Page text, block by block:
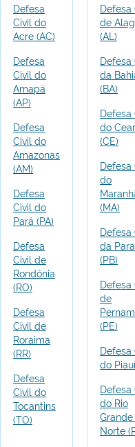
Defesa
Civil do
Acre (AC)
Defesa
Civil do
Amapá
(AP)
Defesa
Civil do
Amazonas
(AM)
Defesa
Civil do
Pará (PA)
Defesa
Civil de
Rondônia
(RO)
Defesa
Civil de
Roraima
(RR)
Defesa
Civil do
Tocantins
(TO)
Defesa
de
(AL)
Defesa
da
(BA)
Defesa
do
(CE)
Defesa
do
(MA)
Defesa
da
(PB)
Defesa
de
(PE)
Defesa
do
Defesa
do Rio
Norte